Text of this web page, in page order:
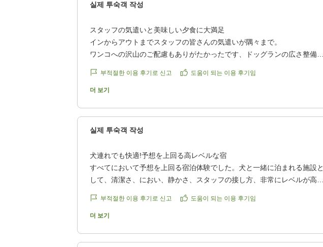
실제 투숙객 작성
スタッフの気遣いと美味しい夕食に大満足
インからアウトまでスタッフの皆さんの気遣いが隅々まで。
ワンコへの沢山のご配慮もありがたかったです、ドッグランの広さ整備
ベランダで木々を眺めならがらの時間も最高でした。そして夕飯は最高に
美味しくいただきました。
クチコミの詳細はこちらから
https://review.travel.rakuten.co.jp/hotel/voice/144546?
부적절한 이용 후기로 신고 도움이 되는 이용 후기임
더 보기
실제 투숙객 작성
犬連れでも快適!予想を上回る高レベルな宿
すべてにおいて予想を上回る宿泊体験でした。犬と一緒に泊まれる施設と
して、清潔さ、におい、静かさ、スタッフの接し方、非常にレベルが高い
けられなかったことぐらいで、大変満足しました。また違う季節に泊まっ
てみたいです。
https://review.travel.rakuten.co.jp/hotel/voice/144546?
부적절한 이용 후기로 신고 도움이 되는 이용 후기임
더 보기